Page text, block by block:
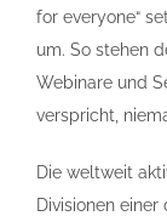
for everyone“
um. So stehen
Webinare und
verspricht,
Die weltweit
Divisionen